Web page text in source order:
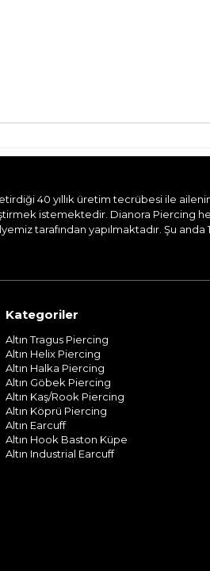
40 yıllık üretim tecrübesi ile
istemektedir. Dianora Piercing
tarafından yapılmaktadır. Şu
Kategoriler
Altın Tragus Piercing
Altın Helix Piercing
Altın Halka Piercing
Altın Göbek Piercing
Altın Kaş/Rook Piercing
Altın Köprü Piercing
Altın Earcuff
Altın Hook Baston Küpe
Altın Industrial Earcuff